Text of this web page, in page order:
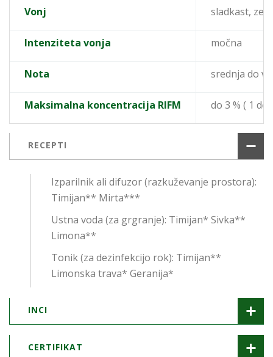
Vonj sladkast,
Intenziteta vonja močna
Nota srednja do
Maksimalna koncentracija RIFM do 3 % ( 1 do
RECEPTI
Izparilnik ali difuzor (razkuževanje prostora):
Timijan** Mirta***
Ustna voda (za grgranje): Timijan* Sivka**
Limona**
Tonik (za dezinfekcijo rok): Timijan**
Limonska trava* Geranija*
INCI
CERTIFIKAT